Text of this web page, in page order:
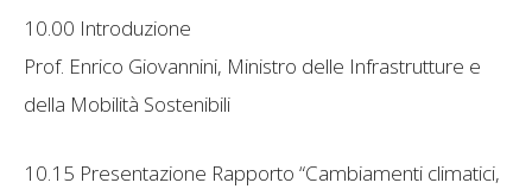
10.00 Introduzione
Prof. Enrico Giovannini, Ministro delle Infrastrutture e
della Mobilità Sostenibili
10.15 Presentazione Rapporto “Cambiamenti climatici,